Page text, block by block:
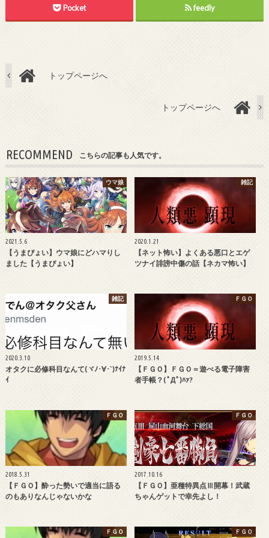
Pocket feedly
トップページへ
トップページへ
RECOMMEND こちらの記事も人気です。
ウマ娘
2021.5.6
【うまぴょい】ウマ娘にどハマりし
ました【うまぴょい】
雑記
2020.1.21
【ネット怖い】よくある悪口とエゲ
ツナイ誹謗中傷の話【ネカマ怖い】
雑記
2020.3.10
オタクに必修科目なんて(ヾﾉ･∀･`)ﾅｲﾅ
ｲ
ＦＧＯ
2019.5.14
【ＦＧＯ】ＦＧＯ＝遊べる電子障害
者手帳？( ﾟДﾟ)ﾊｧ?
ＦＧＯ
2018.5.31
【ＦＧＯ】酔った勢いで適当に語る
のもありなんじゃないかな
ＦＧＯ
2017.10.16
【ＦＧＯ】亜種特異点Ⅲ開幕！武蔵
ちゃんゲットで幸先よし！
ＦＧＯ ＦＧＯ